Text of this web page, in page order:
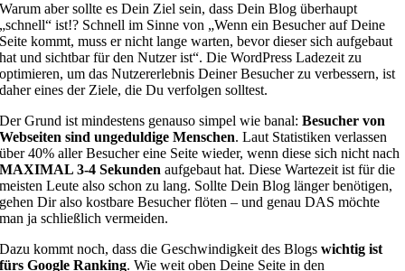
Warum aber sollte es Dein Ziel sein, dass Dein Blog überhaupt
„schnell“ ist!? Schnell im Sinne von „Wenn ein Besucher auf Deine
Seite kommt, muss er nicht lange warten, bevor dieser sich aufgebaut
hat und sichtbar für den Nutzer ist“. Die WordPress Ladezeit zu
optimieren, um das Nutzererlebnis Deiner Besucher zu verbessern, ist
daher eines der Ziele, die Du verfolgen solltest.
Der Grund ist mindestens genauso simpel wie banal:Besucher von
Webseiten sind ungeduldige Menschen. Laut Statistiken verlassen
über 40% aller Besucher eine Seite wieder, wenn diese sich nicht nach
MAXIMAL 3-4 Sekunden aufgebaut hat. Diese Wartezeit ist für die
meisten Leute also schon zu lang. Sollte Dein Blog länger benötigen,
gehen Dir also kostbare Besucher flöten – und genau DAS möchte
man ja schließlich vermeiden.
Dazu kommt noch, dass die Geschwindigkeit des Blogswichtig ist
fürs Google Ranking. Wie weit oben Deine Seite in den